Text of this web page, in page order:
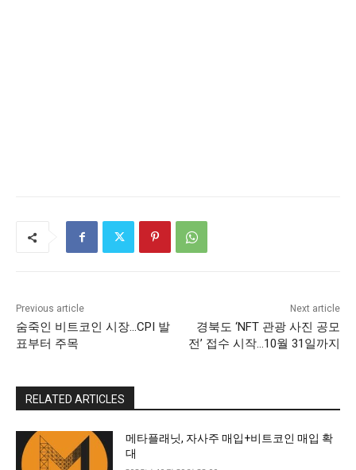
Previous article
숨죽인 비트코인 시장…CPI 발
표부터 주목
Next article
경북도 ‘NFT 관광 사진 공모
전’ 접수 시작…10월 31일까지
RELATED ARTICLES
메타플래닛, 자사주 매입+비트코인 매입 확
대